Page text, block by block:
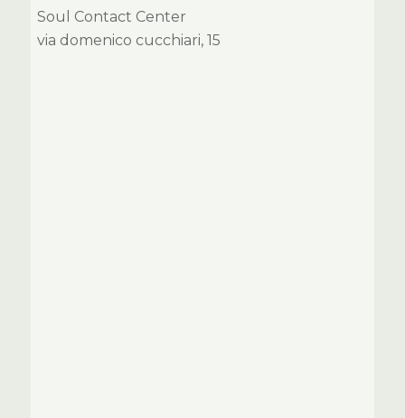
Soul Contact Center
via domenico cucchiari, 15